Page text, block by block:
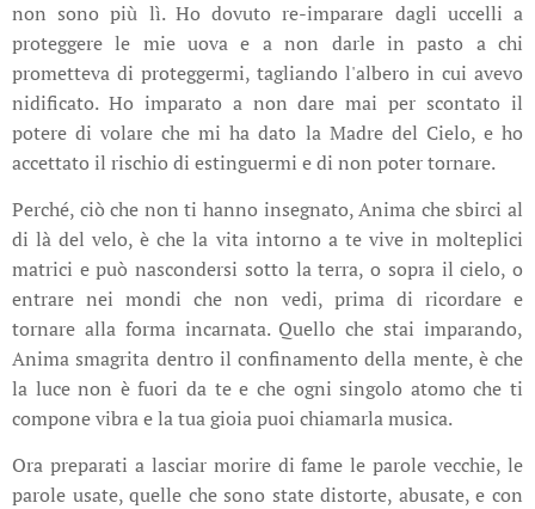
non sono più lì. Ho dovuto re-imparare dagli uccelli a
proteggere le mie uova e a non darle in pasto a chi
prometteva di proteggermi, tagliando l'albero in cui avevo
nidificato. Ho imparato a non dare mai per scontato il
potere di volare che mi ha dato la Madre del Cielo, e ho
accettato il rischio di estinguermi e di non poter tornare.
Perché, ciò che non ti hanno insegnato, Anima che sbirci al
di là del velo, è che la vita intorno a te vive in molteplici
matrici e può nascondersi sotto la terra, o sopra il cielo, o
entrare nei mondi che non vedi, prima di ricordare e
tornare alla forma incarnata. Quello che stai imparando,
Anima smagrita dentro il confinamento della mente, è che
la luce non è fuori da te e che ogni singolo atomo che ti
compone vibra e la tua gioia puoi chiamarla musica.
Ora preparati a lasciar morire di fame le parole vecchie, le
parole usate, quelle che sono state distorte, abusate, e con